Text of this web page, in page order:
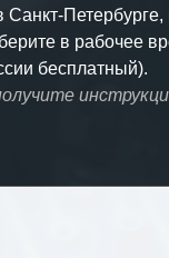
в рабочее
бесплатный).